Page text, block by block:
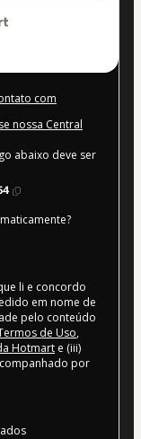
com
nossa Central
abaixo deve ser
li e concordo
em nome de
pelo conteúdo
de Uso,
Hotmart e (iii)
por